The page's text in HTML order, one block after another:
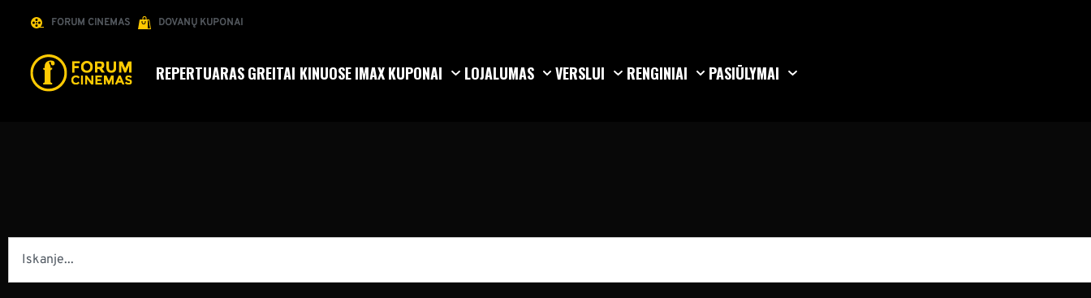
FORUM CINEMAS DOVANŲ KUPONAI
REPERTUARASGREITAI KINUOSEIMAXKUPONAI LOJALUMAS VERSLUI RENGINIAI PASIŪLYMAI